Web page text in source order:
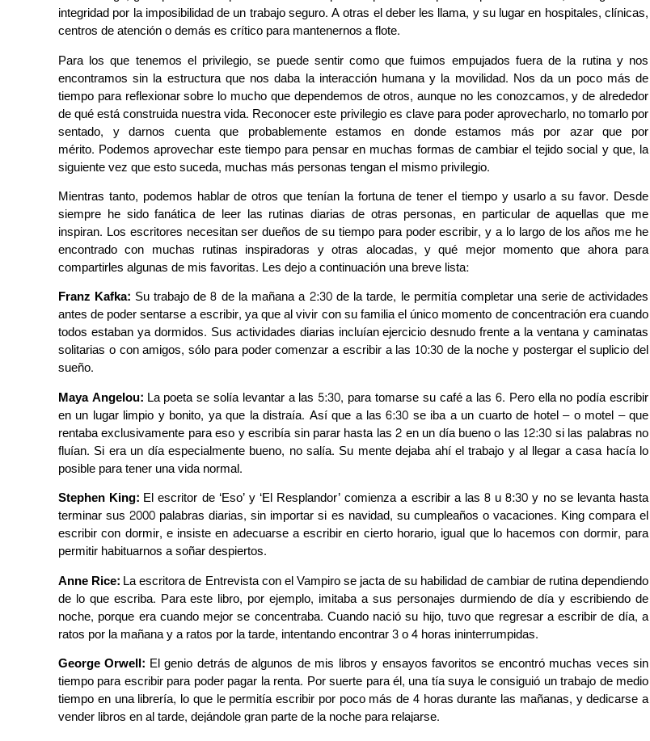
integridad por la imposibilidad de un trabajo seguro. A otras el deber les llama, y su lugar en hospitales, clínicas,
centros de atención o demás es crítico para mantenernos a flote.
Para los que tenemos el privilegio, se puede sentir como que fuimos empujados fuera de la rutina y nos
encontramos sin la estructura que nos daba la interacción humana y la movilidad. Nos da un poco más de
tiempo para reflexionar sobre lo mucho que dependemos de otros, aunque no les conozcamos, y de alrededor
de qué está construida nuestra vida. Reconocer este privilegio es clave para poder aprovecharlo, no tomarlo por
sentado, y darnos cuenta que probablemente estamos en donde estamos más por azar que por
mérito. Podemos aprovechar este tiempo para pensar en muchas formas de cambiar el tejido social y que, la
siguiente vez que esto suceda, muchas más personas tengan el mismo privilegio.
Mientras tanto, podemos hablar de otros que tenían la fortuna de tener el tiempo y usarlo a su favor. Desde
siempre he sido fanática de leer las rutinas diarias de otras personas, en particular de aquellas que me
inspiran. Los escritores necesitan ser dueños de su tiempo para poder escribir, y a lo largo de los años me he
encontrado con muchas rutinas inspiradoras y otras alocadas, y qué mejor momento que ahora para
compartirles algunas de mis favoritas. Les dejo a continuación una breve lista:
Franz Kafka: Su trabajo de 8 de la mañana a 2:30 de la tarde, le permitía completar una serie de actividades
antes de poder sentarse a escribir, ya que al vivir con su familia el único momento de concentración era cuando
todos estaban ya dormidos. Sus actividades diarias incluían ejercicio desnudo frente a la ventana y caminatas
solitarias o con amigos, sólo para poder comenzar a escribir a las 10:30 de la noche y postergar el suplicio del
sueño.
Maya Angelou:La poeta se solía levantar a las 5:30, para tomarse su café a las 6. Pero ella no podía escribir
en un lugar limpio y bonito, ya que la distraía. Así que a las 6:30 se iba a un cuarto de hotel – o motel – que
rentaba exclusivamente para eso y escribía sin parar hasta las 2 en un día bueno o las 12:30 si las palabras no
fluían. Si era un día especialmente bueno, no salía. Su mente dejaba ahí el trabajo y al llegar a casa hacía lo
posible para tener una vida normal.
Stephen King: El escritor de ‘Eso’ y ‘El Resplandor’ comienza a escribir a las 8 u 8:30 y no se levanta hasta
terminar sus 2000 palabras diarias, sin importar si es navidad, su cumpleaños o vacaciones. King compara el
escribir con dormir, e insiste en adecuarse a escribir en cierto horario, igual que lo hacemos con dormir, para
permitir habituarnos a soñar despiertos.
Anne Rice:La escritora de Entrevista con el Vampiro se jacta de su habilidad de cambiar de rutina dependiendo
de lo que escriba. Para este libro, por ejemplo, imitaba a sus personajes durmiendo de día y escribiendo de
noche, porque era cuando mejor se concentraba. Cuando nació su hijo, tuvo que regresar a escribir de día, a
ratos por la mañana y a ratos por la tarde, intentando encontrar 3 o 4 horas ininterrumpidas.
George Orwell: El genio detrás de algunos de mis libros y ensayos favoritos se encontró muchas veces sin
tiempo para escribir para poder pagar la renta. Por suerte para él, una tía suya le consiguió un trabajo de medio
tiempo en una librería, lo que le permitía escribir por poco más de 4 horas durante las mañanas, y dedicarse a
vender libros en al tarde, dejándole gran parte de la noche para relajarse.